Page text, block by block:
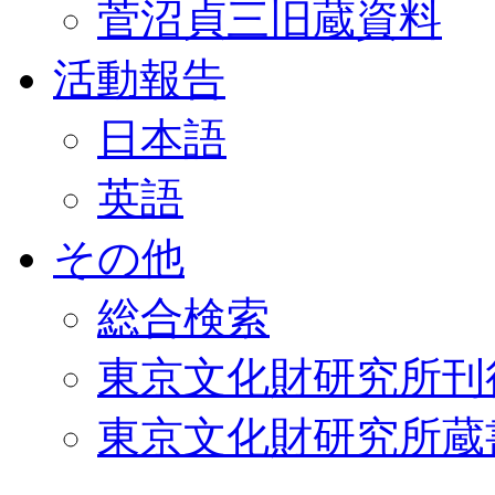
菅沼貞三旧蔵資料
活動報告
日本語
英語
その他
総合検索
東京文化財研究所
東京文化財研究所